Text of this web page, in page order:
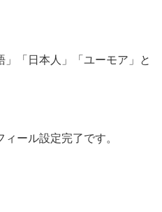
「日本人」「ユーモア」と
ール設定完了です。